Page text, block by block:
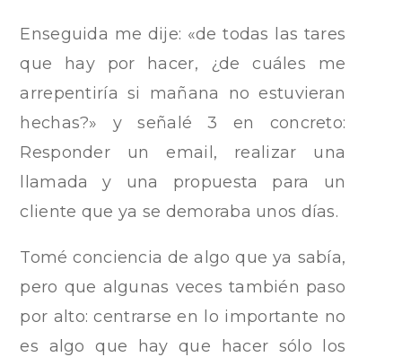
Enseguida me dije: «de todas las tares
que hay por hacer, ¿de cuáles me
arrepentiría si mañana no estuvieran
hechas?» y señalé 3 en concreto:
Responder un email, realizar una
llamada y una propuesta para un
cliente que ya se demoraba unos días.
Tomé conciencia de algo que ya sabía,
pero que algunas veces también paso
por alto: centrarse en lo importante no
es algo que hay que hacer sólo los